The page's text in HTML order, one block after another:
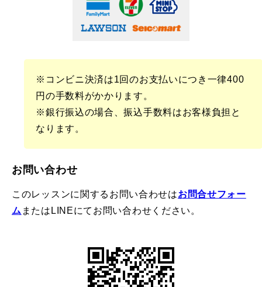
※コンビニ決済は1回のお支払いにつき一律400
円の手数料がかかります。
※銀行振込の場合、振込手数料はお客様負担と
なります。
お問い合わせ
このレッスンに関するお問い合わせはお問合せフォー
ム またはLINEにてお問い合わせください。